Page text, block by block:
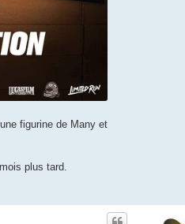
figurine de Many et
plus tard.